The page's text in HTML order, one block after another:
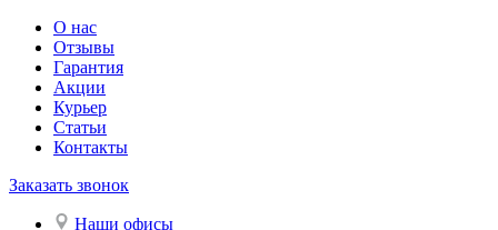
О нас
Отзывы
Гарантия
Акции
Курьер
Статьи
Контакты
Заказать звонок
Наши офисы